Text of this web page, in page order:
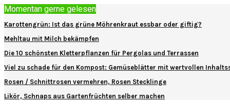
Momentan gerne gelesen
Karottengrün: Ist das grüne Möhrenkraut essbar oder giftig?
Mehltau mit Milch bekämpfen
Die 10 schönsten Kletterpflanzen für Pergolas und Terrassen
Viel zu schade für den Kompost: Gemüseblätter mit wertvollen
Rosen / Schnittrosen vermehren, Rosen Stecklinge
Likör, Schnaps aus Gartenfrüchten selber machen